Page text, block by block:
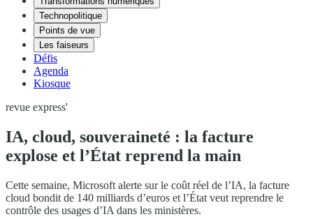
Technopolitique
Points de vue
Les faiseurs
Défis
Agenda
Kiosque
revue express'
IA, cloud, souveraineté : la facture
explose et l’État reprend la main
Cette semaine, Microsoft alerte sur le coût réel de l’IA, la facture
cloud bondit de 140 milliards d’euros et l’État veut reprendre le
contrôle des usages d’IA dans les ministères.